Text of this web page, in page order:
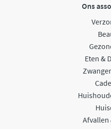
Ons
Eten &
Afvallen